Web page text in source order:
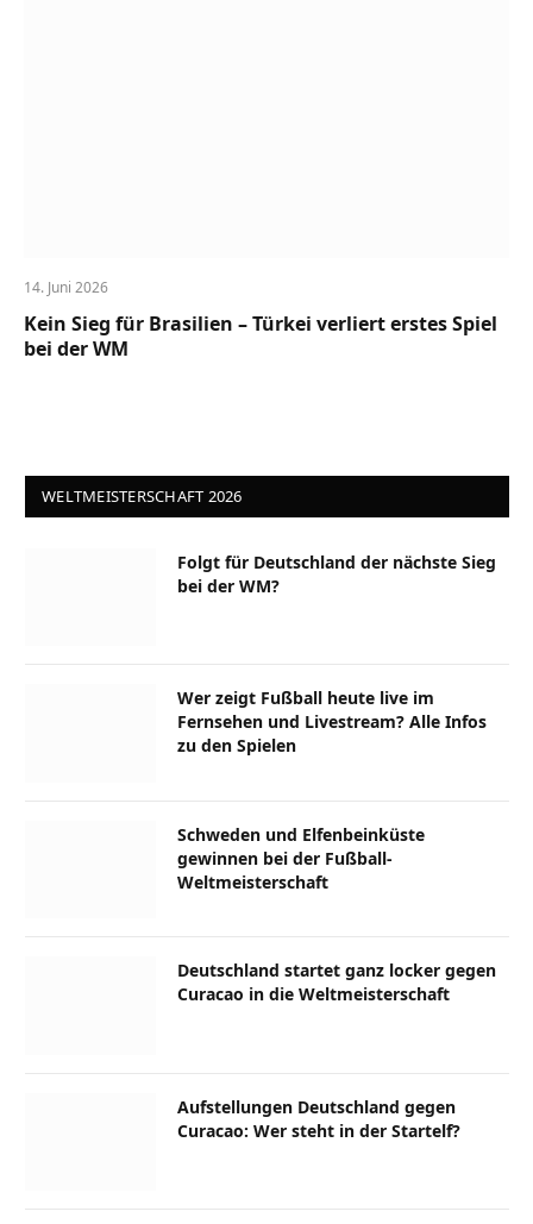
14. Juni 2026
Kein Sieg für Brasilien – Türkei verliert erstes Spiel
bei der WM
WELTMEISTERSCHAFT 2026
Folgt für Deutschland der nächste Sieg
bei der WM?
Wer zeigt Fußball heute live im
Fernsehen und Livestream? Alle Infos
zu den Spielen
Schweden und Elfenbeinküste
gewinnen bei der Fußball-
Weltmeisterschaft
Deutschland startet ganz locker gegen
Curacao in die Weltmeisterschaft
Aufstellungen Deutschland gegen
Curacao: Wer steht in der Startelf?